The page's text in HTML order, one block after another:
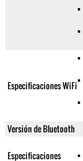
Especificaciones WiFi
Versión de Bluetooth
Especificaciones